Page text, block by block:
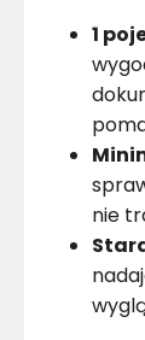
Montaż
Rok
1
nie